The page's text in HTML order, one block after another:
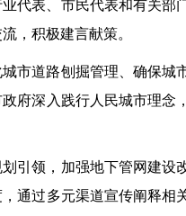
代表、市民代表和有关部
，积极建言献策。
市道路刨掘管理、确保城
府深入践行人民城市理
引领，加强地下管网建
通过多元渠道宣传阐释相